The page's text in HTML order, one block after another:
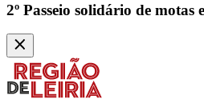
2º Passeio solidário de